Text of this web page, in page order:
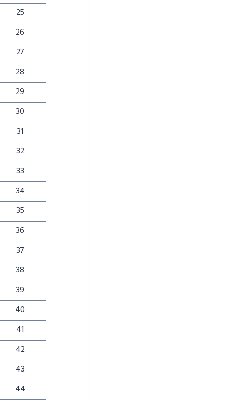
25
26
27
28
29
30
31
32
33
34
35
36
37
38
39
40
41
42
43
44